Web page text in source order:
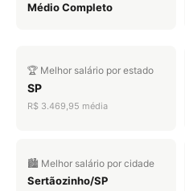
Médio Completo
🏆 Melhor salário por estado
SP
R$ 3.469,95 média
🏙️ Melhor salário por cidade
Sertãozinho/SP